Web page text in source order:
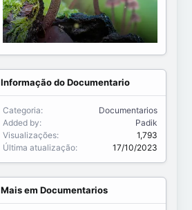
Informação do Documentario
Categoria
Documentarios
Added by
Padik
Visualizações
1,793
Última atualização
17/10/2023
Mais em Documentarios